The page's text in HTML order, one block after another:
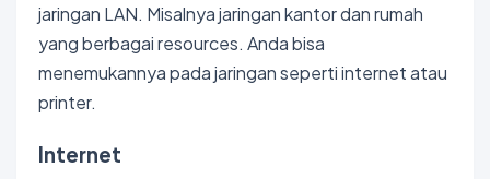
jaringan LAN. Misalnya jaringan kantor dan rumah
yang berbagai resources. Anda bisa
menemukannya pada jaringan seperti internet atau
printer.
Internet